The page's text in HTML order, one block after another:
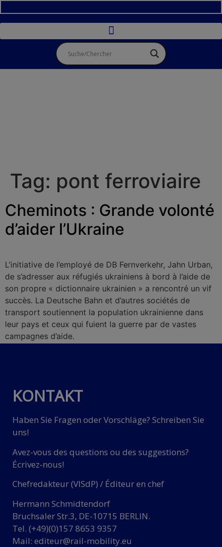
Tag: pont ferroviaire
Cheminots : Grande volonté
d’aider l’Ukraine
L’initiative de l’employé de DB Fernverkehr, Jahn Urban,
de s’adresser aux réfugiés ukrainiens à bord à l’aide de
son propre « dictionnaire ukrainien » a rencontré un vif
succès. La Deutsche Bahn et d’autres sociétés de
transport soutiennent la population ukrainienne dans
leur pays et ceux qui fuient la guerre par de vastes
campagnes d’aide.
KONTAKT
Haben Sie Fragen oder Vorschläge? Schreiben Sie
uns!
Avez-vous des questions ou des suggestions?
Écrivez-nous!
Chefredakteur (VISdP) / Éditeur en chef
Hermann Schmidtendorf
Bruchsaler Str.3, DE-10715 BERLIN.
Tel. (+49)(0)157 8653 9357
Mail: editeur@rail-mobility.eu